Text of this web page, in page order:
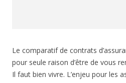
Le comparatif de contrats
pour seule raison d’être de vous
Il faut bien vivre. L’enjeu pour les